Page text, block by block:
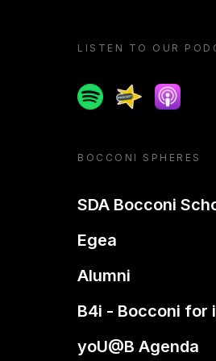
LISTEN TO OUR
SpotifySpreaker
Apple
BOCCONI SPHERES
SDA Bocconi
Egea
Alumni
B4i - Bocconi for
yoU@B Agenda